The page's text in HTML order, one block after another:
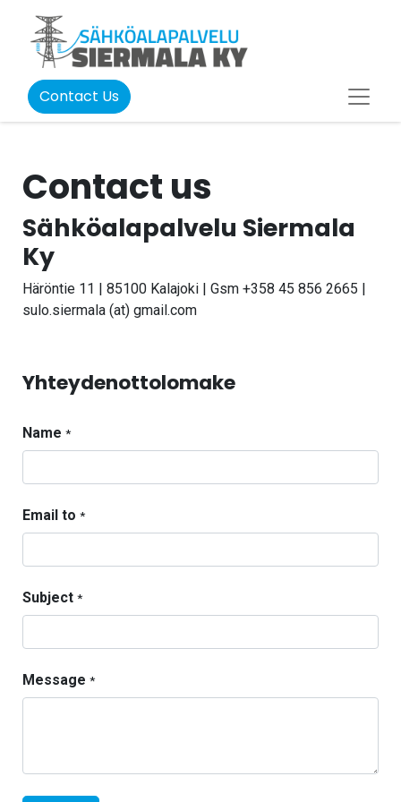
Contact Us
Contact us
Sähköalapalvelu Siermala
Ky
Häröntie 11 | 85100 Kalajoki | Gsm +358 45 856 2665 |
sulo.siermala (at) gmail.com
Yhteydenottolomake
Name *
Email to *
Subject *
Message *